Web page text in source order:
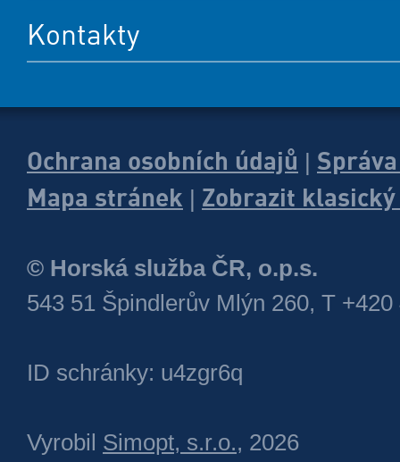
Kontakty
Ochrana osobních údajů
Mapa stránek
Zobrazit
© Horská služba ČR, o.p.s.
543 51 Špindlerův Mlýn 260, T +420
ID schránky: u4zgr6q
Vyrobil Simopt, s.r.o., 2026